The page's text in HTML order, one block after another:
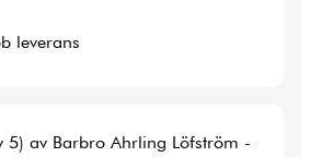
leverans
5) av Barbro Ahrling Löfström -